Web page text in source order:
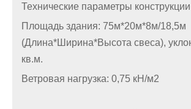
Технические параметры
Площадь здания: 75м*20м*8м/18,5м
(Длина*Ширина*Высота свеса),
кв.м.
Ветровая нагрузка: 0,75 кН/м2